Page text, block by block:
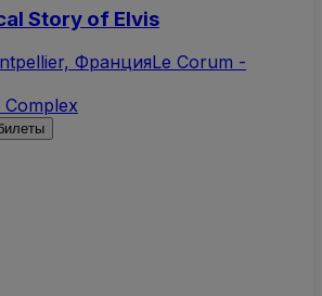
Story of Elvis
ФранцияLe Corum -